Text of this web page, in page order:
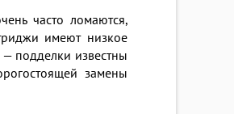
часто ломаются,
имеют низкое
— подделки известны
замены